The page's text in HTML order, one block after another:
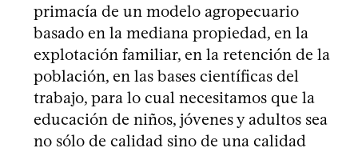
primacía de un modelo agropecuario
basado en la mediana propiedad, en la
explotación familiar, en la retención de la
población, en las bases científicas del
trabajo, para lo cual necesitamos que la
educación de niños, jóvenes y adultos sea
no sólo de calidad sino de una calidad